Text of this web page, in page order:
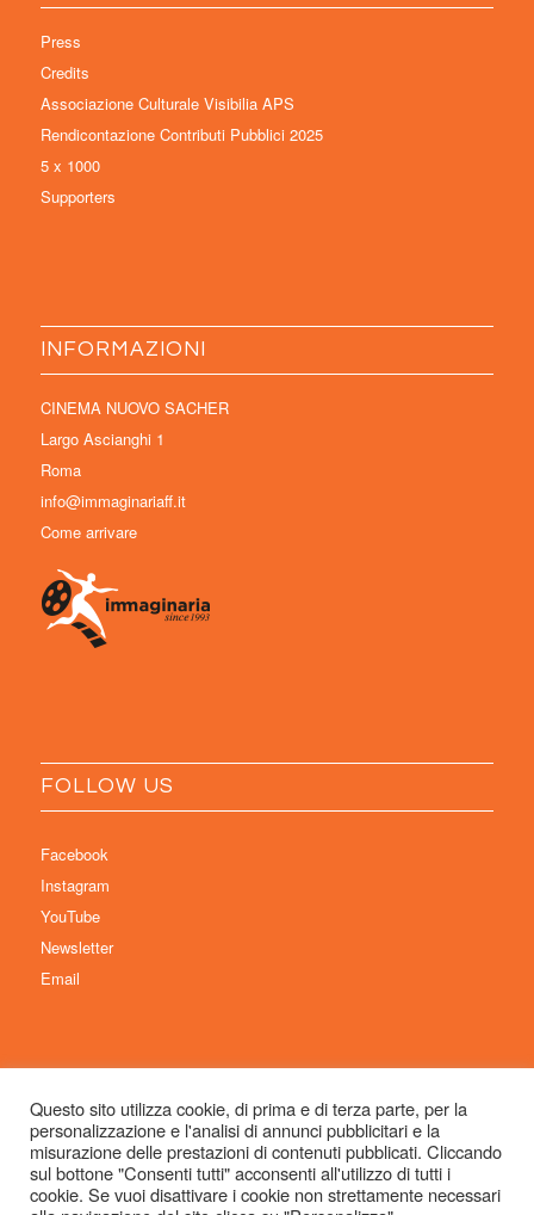
Press
Credits
Associazione Culturale Visibilia APS
Rendicontazione Contributi Pubblici 2025
5 x 1000
Supporters
INFORMAZIONI
CINEMA NUOVO SACHER
Largo Ascianghi 1
Roma
info@immaginariaff.it
Come arrivare
FOLLOW US
Facebook
Instagram
YouTube
Newsletter
Email
© Copyright 2026 Immaginaria International Film Festival - Un progetto di:
Associazione Culturale Visibilia APS – Sede legale: Studio Commercialista
Dott.ssa Michela Sabattini, via D’Azeglio 71, 40123 Bologna –
Questo sito utilizza cookie, di prima e di terza parte, per la
personalizzazione e l'analisi di annunci pubblicitari e la
misurazione delle prestazioni di contenuti pubblicati. Cliccando
sul bottone "Consenti tutti" acconsenti all'utilizzo di tutti i
cookie. Se vuoi disattivare i cookie non strettamente necessari